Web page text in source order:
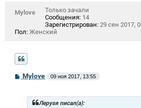
Mylоvе
Только зачали
Сообщения: 14
Зарегистрирован: 29 сен 2017,
Пол: Женский
СMylоvе 09 ноя 2017, 13:55
Лeрysя писал(а):